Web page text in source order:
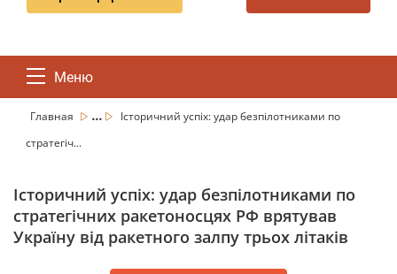
Меню
Главная ...
Історичний успіх: удар безпілотниками по
стратегіч...
Історичний успіх: удар безпілотниками по
стратегічних ракетоносцях РФ врятував
Україну від ракетного залпу трьох літаків